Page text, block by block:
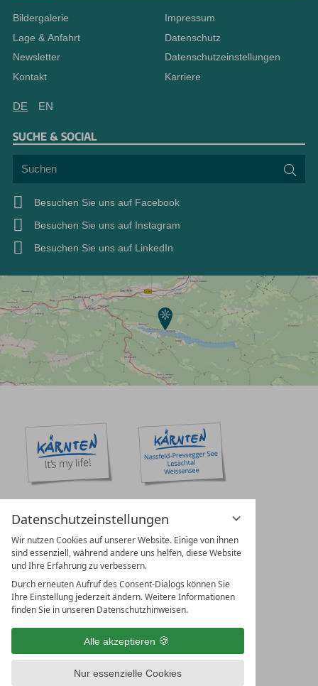
Datenschutzeinstellungen
Wir nutzen Cookies auf unserer Website. Einige von ihnen
sind essenziell, während andere uns helfen, diese Website
und Ihre Erfahrung zu verbessern.
Durch erneuten Aufruf des Consent-Dialogs können Sie
Ihre Einstellung jederzeit ändern. Weitere Informationen
finden Sie in unseren Datenschutzhinweisen.
Alle akzeptieren
Nur essenzielle Cookies
Bildergalerie
Lage & Anfahrt
Newsletter
Kontakt
Impressum
Datenschutz
Datenschutzeinstellungen
Karriere
DE EN
SUCHE & SOCIAL
Suchen
Besuchen Sie uns auf Facebook
Besuchen Sie uns auf Instagram
Besuchen Sie uns auf LinkedIn